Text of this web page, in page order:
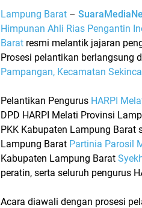
Lampung Barat –
Himpunan Ahli Rias Pengantin
Barat resmi melantik jajaran
Prosesi pelantikan berlangsung
Pampangan, Kecamatan
Pelantikan Pengurus HARPI
DPD HARPI Melati Provinsi
PKK Kabupaten Lampung Barat
Lampung Barat Partinia Parosil
Kabupaten Lampung Barat
peratin, serta seluruh pengurus
Acara diawali dengan prosesi